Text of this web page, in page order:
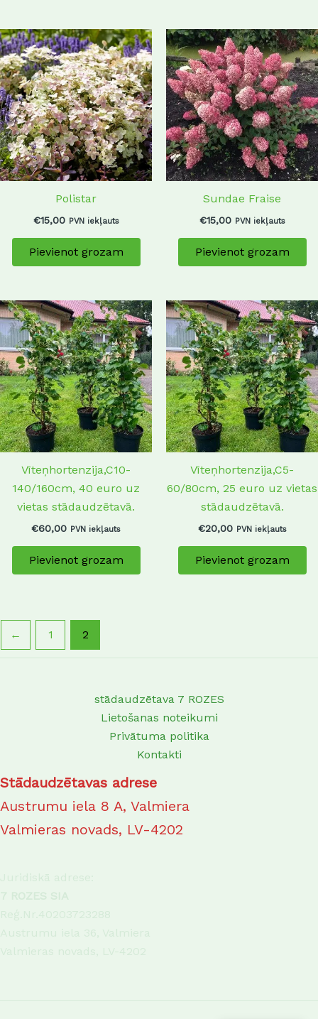
Polistar
€15,00 PVN iekļauts
Pievienot grozam
Sundae Fraise
€15,00 PVN iekļauts
Pievienot grozam
Vīteņhortenzija,C10-
140/160cm, 40 euro uz
vietas stādaudzētavā.
€60,00 PVN iekļauts
Pievienot grozam
Vīteņhortenzija,C5-
60/80cm, 25 euro uz vietas
stādaudzētavā.
€20,00 PVN iekļauts
Pievienot grozam
← 1 2
stādaudzētava 7 ROZES
Lietošanas noteikumi
Privātuma politika
Kontakti
Stādaudzētavas adrese
Austrumu iela 8 A, Valmiera
Valmieras novads, LV-4202